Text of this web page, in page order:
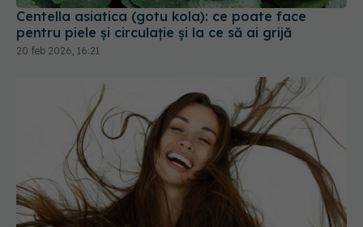
Centella asiatica (gotu kola): ce poate face
pentru piele și circulație și la ce să ai grijă
20 feb 2026, 16:21